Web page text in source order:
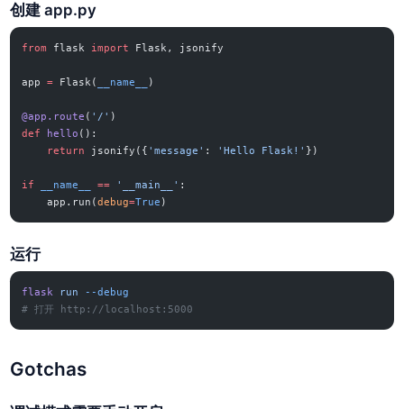
创建 app.py
from flask import Flask, jsonify
app = Flask( __name__ )
@app.route ( '/' )
def
hello ():
    return
jsonify({ 'message' : 'Hello Flask!' })
if __name__ == '__main__' :
    app.run(
debug=True )
运行
flask run
--debug
# 打开 http://localhost:5000
Gotchas